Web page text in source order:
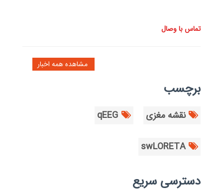
تماس با وصال
برچسب
نقشه مغزی qEEG
swLORETA
دسترسی سریع